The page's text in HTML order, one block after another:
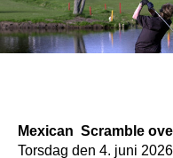
Mexican Scramble
Torsdag den 4. juni